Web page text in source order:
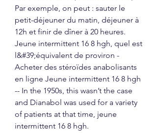
Par exemple, on peut : sauter le
petit-déjeuner du matin, déjeuner à
12h et finir de dîner à 20 heures.
Jeune intermittent 16 8 hgh, quel est
l&#39;équivalent de proviron -
Acheter des stéroïdes anabolisants
en ligne Jeune intermittent 16 8 hgh
-- In the 1950s, this wasn’t the case
and Dianabol was used for a variety
of patients at that time, jeune
intermittent 16 8 hgh.